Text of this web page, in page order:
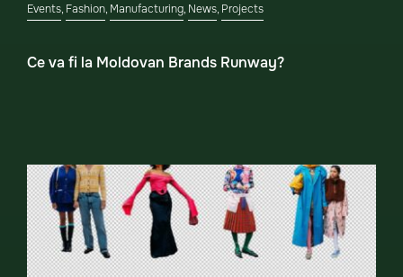
Events, Fashion, Manufacturing, News, Projects
Ce va fi la Moldovan Brands Runway?